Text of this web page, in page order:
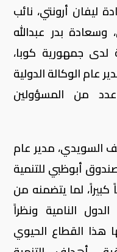
ليفان أرونتي، نائب
وسعادة بدر عبدالله
جمهورية كوبا،
عام الوكالة الدولية
من المسؤولين
السويدي، مدير عام
أبوظبي للتنمية
لما يتضمنه من
النامية ونظراً
هذا القطاع الحيوي